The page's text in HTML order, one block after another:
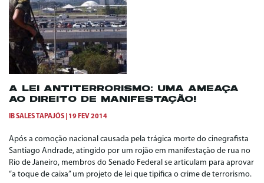
A LEI ANTITERRORISMO: UMA AMEAÇA
AO DIREITO DE MANIFESTAÇÃO!
IB SALES TAPAJÓS 19 FEV 2014
Após a comoção nacional causada pela trágica morte do cinegrafista
Santiago Andrade, atingido por um rojão em manifestação de rua no
Rio de Janeiro, membros do Senado Federal se articulam para aprovar
“a toque de caixa” um projeto de lei que tipifica o crime de terrorismo.